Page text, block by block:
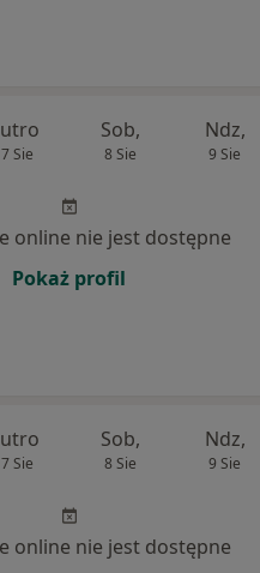
7 Sie
Sob,
8 Sie
Ndz,
9 Sie
online nie jest dostępne
Pokaż profil
7 Sie
Sob,
8 Sie
Ndz,
9 Sie
online nie jest dostępne